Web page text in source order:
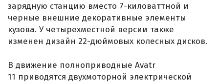
зарядную станцию вместо 7-киловаттной и
черные внешние декоративные элементы
кузова. У четырехместной версии также
изменен дизайн 22-дюймовых колесных дисков.
В движение полноприводные Avatr
11 приводятся двухмоторной электрической